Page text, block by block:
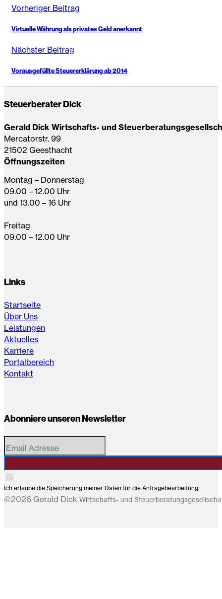
Vorheriger Beitrag
Virtuelle Währung als privates Geld anerkannt
Nächster Beitrag
Vorausgefüllte Steuererklärung ab 2014
Steuerberater Dick
Gerald Dick Wirtschafts- und
Mercatorstr. 99
21502 Geesthacht
Öffnungszeiten
Montag – Donnerstag
09.00 – 12.00 Uhr
und 13.00 – 16 Uhr
Freitag
09.00 – 12.00 Uhr
Links
Startseite
Über Uns
Leistungen
Aktuelles
Karriere
Portalbereich
Kontakt
Abonniere unseren Newsletter
Ich erlaube die Speicherung meiner Daten für die Anfragebearbeitung.
©2026 Gerald Dick Wirtschafts- und